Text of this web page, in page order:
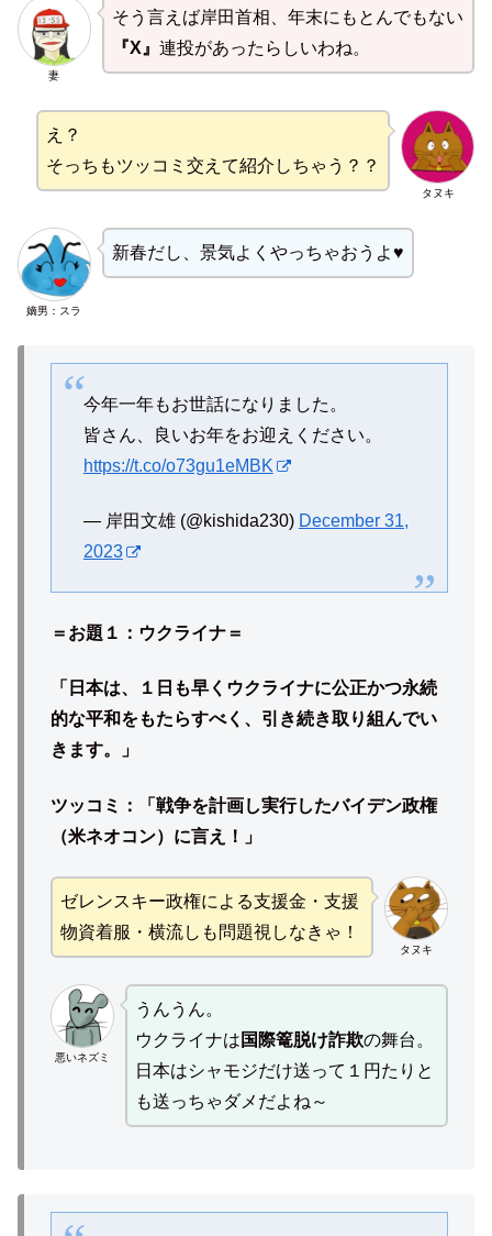
妻
そう言えば岸田首相、年末にもとんでもない
『X』 連投があったらしいわね。
タヌキ
え？
そっちもツッコミ交えて紹介しちゃう？？
嫡男：スラ
新春だし、景気よくやっちゃおうよ♥
今年一年もお世話になりました。
皆さん、良いお年をお迎えください。
https://t.co/o73gu1eMBK
— 岸田文雄 (@kishida230) December 31,
2023
＝お題１：ウクライナ＝
「日本は、１日も早くウクライナに公正かつ永続
的な平和をもたらすべく、引き続き取り組んでい
きます。」
ツッコミ：「戦争を計画し実行したバイデン政権
（米ネオコン）に言え！」
タヌキ
ゼレンスキー政権による支援金・支援
物資着服・横流しも問題視しなきゃ！
悪いネズミ
うんうん。
ウクライナは 国際篭脱け詐欺の舞台。
日本はシャモジだけ送って１円たりと
も送っちゃダメだよね～